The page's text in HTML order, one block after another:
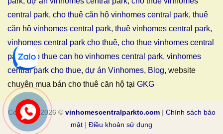
central park, cho thuê căn hộ vinhomes central park, thuê
căn hộ vinhomes central park, thuê vinhomes central park,
vinhomes central park cho thuê, cho thue vinhomes central
park,cho thue can ho vinhomes central park, vinhomes
central park cho thue, dự án Vinhomes, Blog, website
chuyên mua bán cho thuê căn hộ tại GKG
Copyright 2026 © vinhomescentralparktc.com| Chính sách bảo
mật | Điều khoản sử dụng